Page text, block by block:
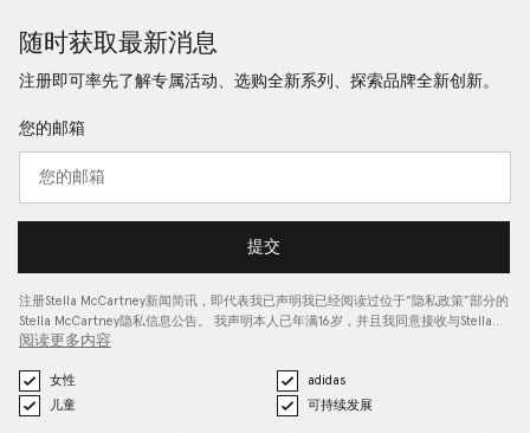
随时获取最新消息
注册即可率先了解专属活动、选购全新系列、探索品牌全新创新。
您的邮箱
提交
注册Stella McCartney新闻简讯，即代表我已声明我已经阅读过位于“ 隐私政策”部分的
Stella McCartney隐私信息公告。 我声明本人已年满16岁，并且我同意接收与Stella…
阅读更多内容
女性
adidas
儿童
可持续发展